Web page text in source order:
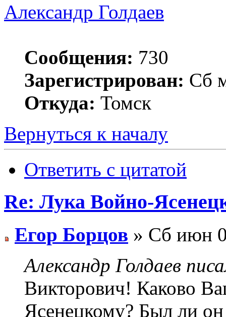
Александр Голдаев
Сообщения: 730
Зарегистрирован: Сб
Откуда: Томск
Вернуться к началу
Ответить с цитатой
Re: Лука Войно-
Егор Борцов » Сб июн
Александр Голдаев
Викторович! Каково
Ясенецкому? Был ли